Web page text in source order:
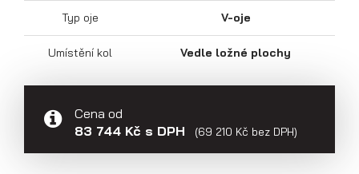
Přepravníky aut
Typ oje V-oje
Umístění kol Vedle ložné plochy
Cena od
83 744 Kč s DPH
(69 210 Kč bez DPH)